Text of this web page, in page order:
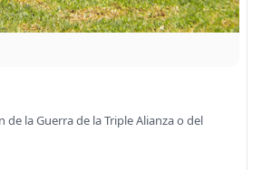
de la Guerra de la Triple Alianza o del